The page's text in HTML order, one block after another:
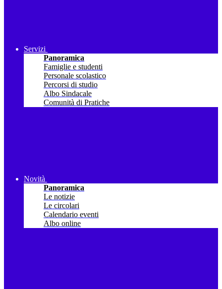
Servizi
Panoramica
Famiglie e studenti
Personale scolastico
Percorsi di studio
Albo Sindacale
Comunità di Pratiche
Novità
Panoramica
Le notizie
Le circolari
Calendario eventi
Albo online